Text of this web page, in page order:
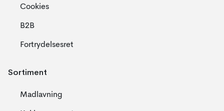
Cookies
B2B
Fortrydelsesret
Sortiment
Madlavning